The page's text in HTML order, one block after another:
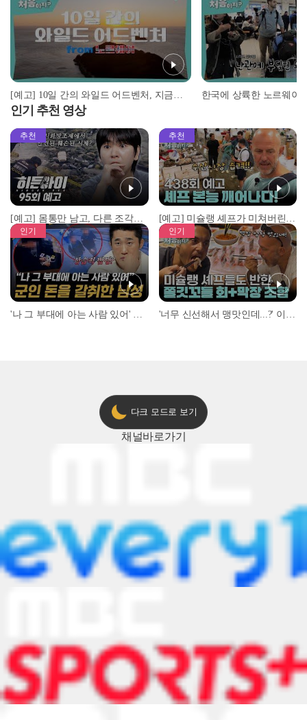
[예고] 10일 간의 와일드 어드벤처, 지금까지 보지 못했던 모험이 시작된다! l #어서와한국은처음이지 l #MBCevery1 l EP.381
인기 추천 영상
추천
[예고] 몸통만 남고, 다른 조각은 어디에..? 시화호에서 드러난 충격적인 토막 살인사건!
추천
[예고] 미슐랭 셰프가 미쳐버린 이유! 본능이 깨어난 사건은?
인기 인기
다크 모드로 보기
채널바로가기